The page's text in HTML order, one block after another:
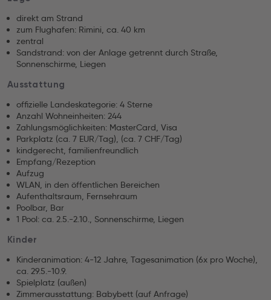
direkt am Strand
zum Flughafen: Rimini, ca. 40 km
zentral
Sandstrand: von der Anlage getrennt durch Straße,
Sonnenschirme, Liegen
Ausstattung
offizielle Landeskategorie: 4 Sterne
Anzahl Wohneinheiten: 244
Zahlungsmöglichkeiten: MasterCard, Visa
Parkplatz (ca. 7 EUR/Tag), (ca. 7 CHF/Tag)
kindgerecht, familienfreundlich
Empfang/Rezeption
Aufzug
WLAN, in den öffentlichen Bereichen
Aufenthaltsraum, Fernsehraum
Poolbar, Bar
1 Pool: ca. 2.5.-2.10., Sonnenschirme, Liegen
Kinder
Kinderanimation: 4-12 Jahre, Tagesanimation (6x pro Woche),
ca. 29.5.-10.9.
Spielplatz (außen)
Zimmerausstattung: Babybett (auf Anfrage)